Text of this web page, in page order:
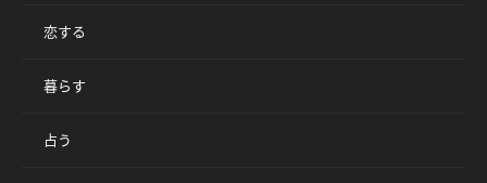
恋する
暮らす
占う